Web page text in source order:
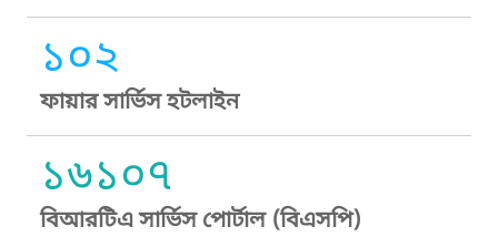
১০২
ফায়ার সার্ভিস হটলাইন
১৬১০৭
বিআরটিএ সার্ভিস পোর্টাল (বিএসপি)